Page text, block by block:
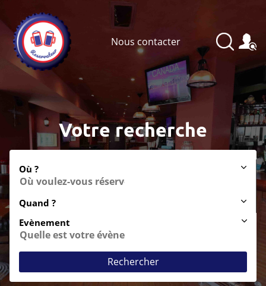
Nous contacter
Votre recherche
Où ?
Quand ?
Evènement
Soirée entre amis
Rechercher